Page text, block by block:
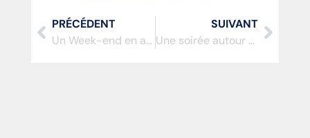
PRÉCÉDENT
Un Week-end en apothéose pour conclure mars 2025
SUIVANT
Une soirée autour du parasport à Meaux